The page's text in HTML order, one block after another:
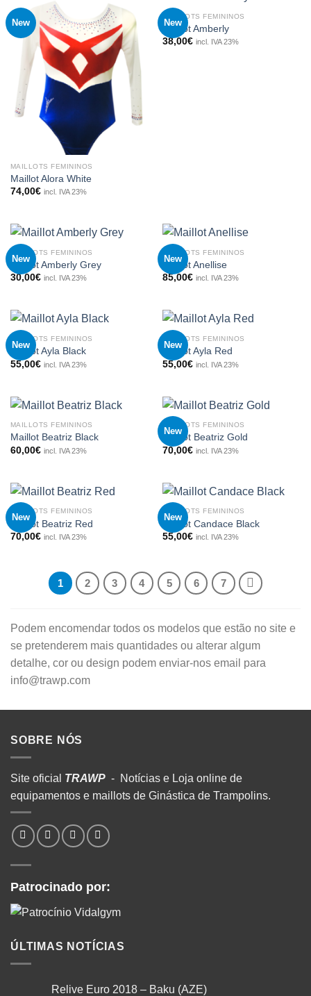
New
MAILLOTS FEMININOS
Maillot Alora White
74,00€ incl. IVA 23%
New
MAILLOTS FEMININOS
Maillot Amberly
38,00€ incl. IVA 23%
New
MAILLOTS FEMININOS
Maillot Amberly Grey
30,00€ incl. IVA 23%
New
MAILLOTS FEMININOS
Maillot Anellise
85,00€ incl. IVA 23%
New
MAILLOTS FEMININOS
Maillot Ayla Black
55,00€ incl. IVA 23%
New
MAILLOTS FEMININOS
Maillot Ayla Red
55,00€ incl. IVA 23%
MAILLOTS FEMININOS
Maillot Beatriz Black
60,00€ incl. IVA 23%
New
MAILLOTS FEMININOS
Maillot Beatriz Gold
70,00€ incl. IVA 23%
New
MAILLOTS FEMININOS
Maillot Beatriz Red
70,00€ incl. IVA 23%
New
MAILLOTS FEMININOS
Maillot Candace Black
55,00€ incl. IVA 23%
1 2 3 4 5 6 7
Podem encomendar todos os modelos que estão no site e
se pretenderem mais quantidades ou alterar algum
detalhe, cor ou design podem enviar-nos email para
info@trawp.com
SOBRE NÓS
Site oficial TRAWP - Notícias e Loja online de
equipamentos e maillots de Ginástica de Trampolins.
Patrocinado por:
ÚLTIMAS NOTÍCIAS
Relive Euro 2018 – Baku (AZE)